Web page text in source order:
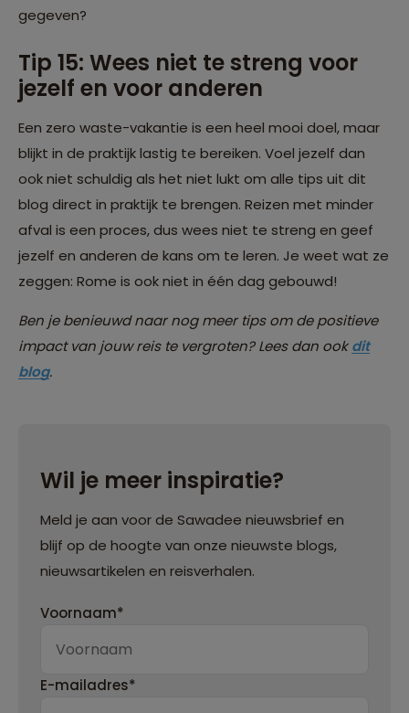
gegeven?
Tip 15: Wees niet te streng voor
jezelf en voor anderen
Een zero waste-vakantie is een heel mooi doel, maar
blijkt in de praktijk lastig te bereiken. Voel jezelf dan
ook niet schuldig als het niet lukt om alle tips uit dit
blog direct in praktijk te brengen. Reizen met minder
afval is een proces, dus wees niet te streng en geef
jezelf en anderen de kans om te leren. Je weet wat ze
zeggen: Rome is ook niet in één dag gebouwd!
Ben je benieuwd naar nog meer tips om de positieve
impact van jouw reis te vergroten? Lees dan ookdit
blog.
Wil je meer inspiratie?
Meld je aan voor de Sawadee nieuwsbrief en
blijf op de hoogte van onze nieuwste blogs,
nieuwsartikelen en reisverhalen.
Voornaam*
E-mailadres*